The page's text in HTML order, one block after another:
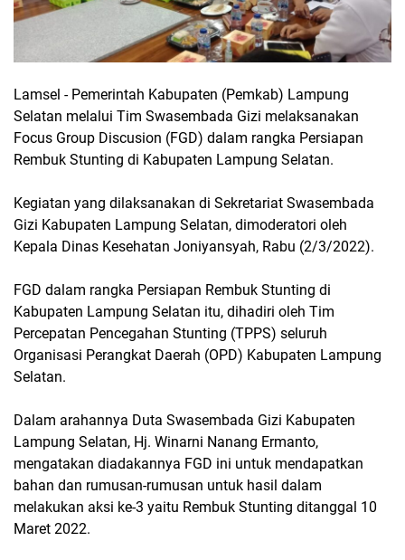
Lamsel - Pemerintah Kabupaten (Pemkab) Lampung
Selatan melalui Tim Swasembada Gizi melaksanakan
Focus Group Discusion (FGD) dalam rangka Persiapan
Rembuk Stunting di Kabupaten Lampung Selatan.
Kegiatan yang dilaksanakan di Sekretariat Swasembada
Gizi Kabupaten Lampung Selatan, dimoderatori oleh
Kepala Dinas Kesehatan Joniyansyah, Rabu (2/3/2022).
FGD dalam rangka Persiapan Rembuk Stunting di
Kabupaten Lampung Selatan itu, dihadiri oleh Tim
Percepatan Pencegahan Stunting (TPPS) seluruh
Organisasi Perangkat Daerah (OPD) Kabupaten Lampung
Selatan.
Dalam arahannya Duta Swasembada Gizi Kabupaten
Lampung Selatan, Hj. Winarni Nanang Ermanto,
mengatakan diadakannya FGD ini untuk mendapatkan
bahan dan rumusan-rumusan untuk hasil dalam
melakukan aksi ke-3 yaitu Rembuk Stunting ditanggal 10
Maret 2022.